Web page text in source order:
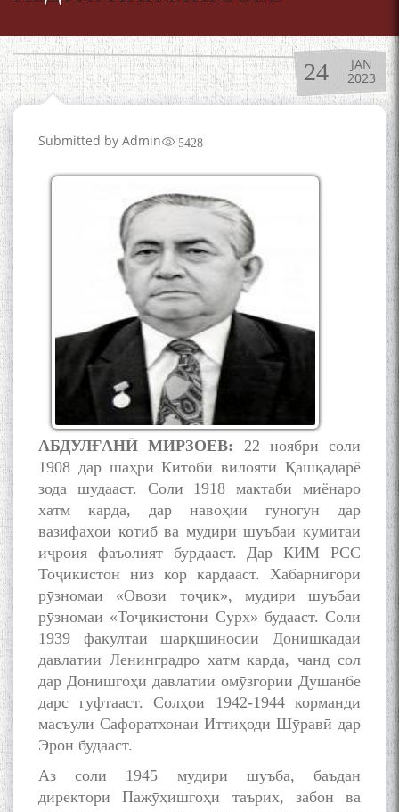
24
JAN
2023
Submitted by Admin 5428
АБДУЛҒАНӢ МИРЗОЕВ: 22 ноябри соли
1908 дар шаҳри Китоби вилояти Қашқадарё
зода шудааст. Соли 1918 мактаби миёнаро
хатм карда, дар навоҳии гуногун дар
вазифаҳои котиб ва мудири шуъбаи кумитаи
иҷроия фаъолият бурдааст. Дар КИМ РСС
Тоҷикистон низ кор кардааст. Хабарнигори
рӯзномаи «Овози тоҷик», мудири шуъбаи
рӯзномаи «Тоҷикистони Сурх» будааст. Соли
1939 факултаи шарқшиносии Донишкадаи
давлатии Ленинградро хатм карда, чанд сол
дар Донишгоҳи давлатии омӯзгории Душанбе
дарс гуфтааст. Солҳои 1942-1944 корманди
масъули Сафоратхонаи Иттиҳоди Шӯравӣ дар
Эрон будааст.
Аз соли 1945 мудири шуъба, баъдан
директори Пажӯҳишгоҳи таърих, забон ва